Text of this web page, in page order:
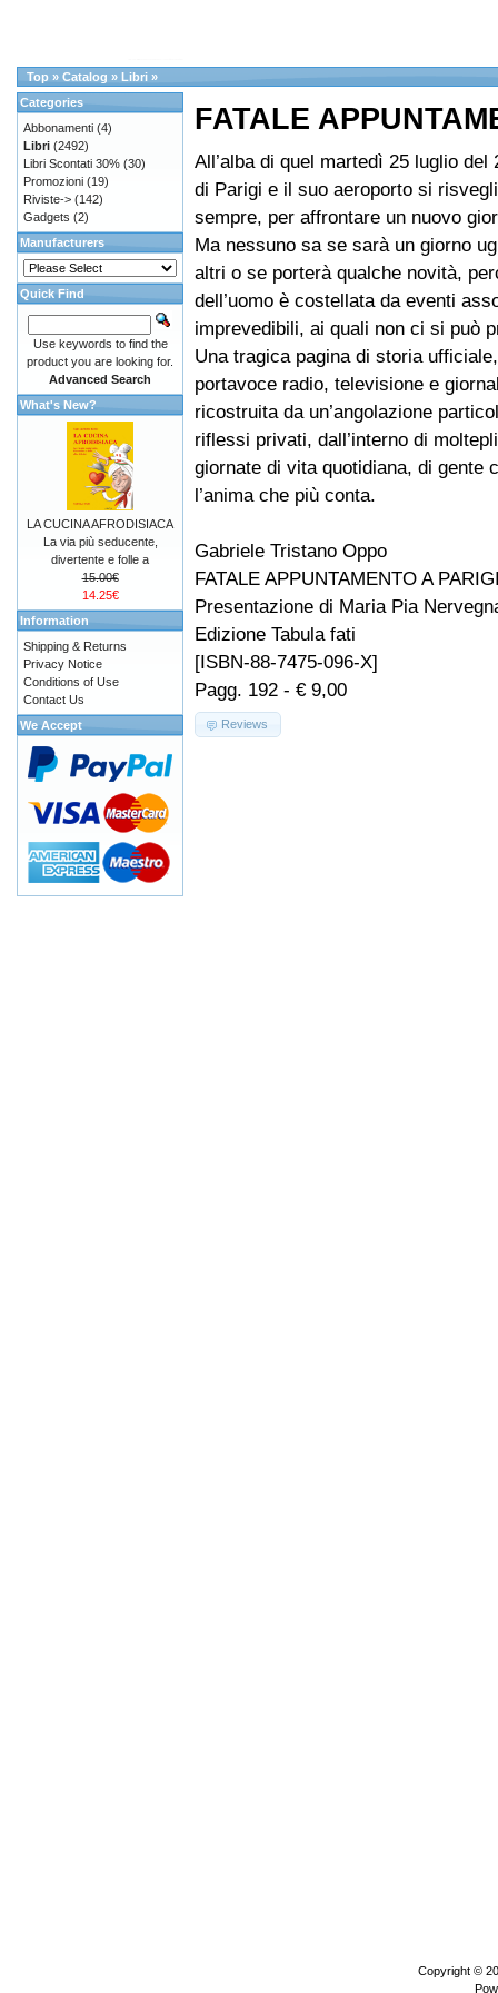
Top » Catalog » Libri »
FATALE
All’alba di quel martedì 25 luglio del
di Parigi e il suo aeroporto si
sempre, per affrontare un nuovo
Ma nessuno sa se sarà un giorno
altri o se porterà qualche novità,
dell’uomo è costellata da eventi
imprevedibili, ai quali non ci si può
Una tragica pagina di storia
portavoce radio, televisione e
ricostruita da un’angolazione
riflessi privati, dall’interno di
giornate di vita quotidiana, di gente
l’anima che più conta.
Gabriele Tristano Oppo
FATALE APPUNTAMENTO A
Presentazione di Maria Pia
Edizione Tabula fati
[ISBN-88-7475-096-X]
Pagg. 192 - € 9,00
Reviews
Categories
Abbonamenti (4)
Libri (2492)
Libri Scontati 30% (30)
Promozioni (19)
Riviste-> (142)
Gadgets (2)
Manufacturers
Quick Find
Use keywords to find the
product you are looking for.
Advanced Search
What's New?
LA CUCINA AFRODISIACA
La via più seducente,
divertente e folle a
15.00€
14.25€
Information
Shipping & Returns
Privacy Notice
Conditions of Use
Contact Us
We Accept
Copyright ©